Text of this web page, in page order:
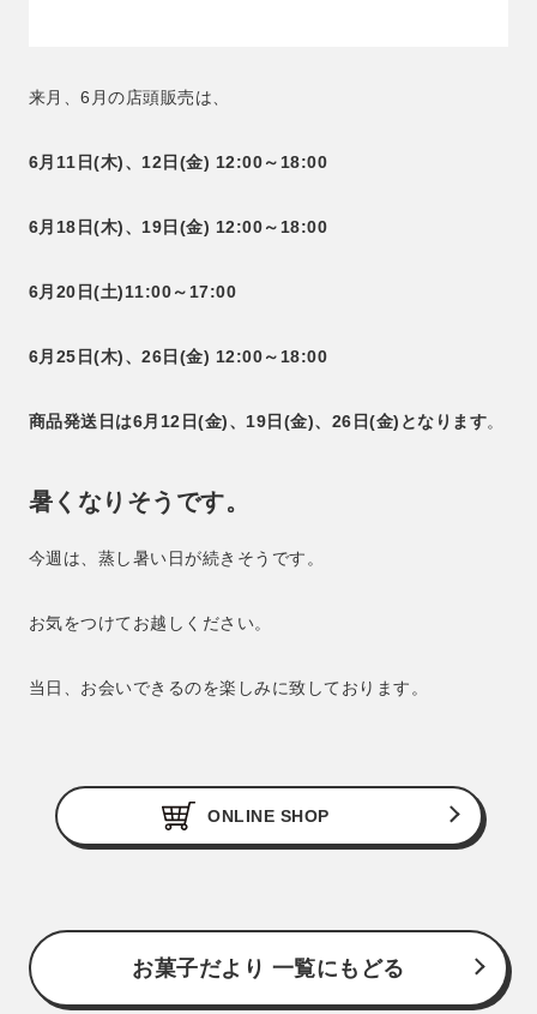
来月、6月の店頭販売は、
6月11日(木)、12日(金) 12:00～18:00
6月18日(木)、19日(金) 12:00～18:00
6月20日(土)11:00～17:00
6月25日(木)、26日(金) 12:00～18:00
商品発送日は6月12日(金)、19日(金)、26日(金)となります。
暑くなりそうです。
今週は、蒸し暑い日が続きそうです。
お気をつけてお越しください。
当日、お会いできるのを楽しみに致しております。
ONLINE SHOP
お菓子だより 一覧にもどる